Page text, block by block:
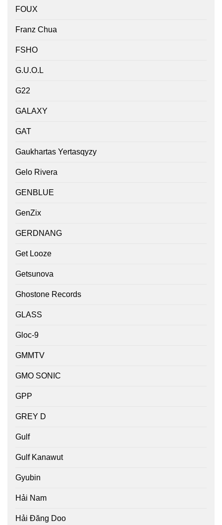
FOUX
Franz Chua
FSHO
G.U.O.L
G22
GALAXY
GAT
Gaukhartas Yertasqyzy
Gelo Rivera
GENBLUE
GenZix
GERDNANG
Get Looze
Getsunova
Ghostone Records
GLASS
Gloc-9
GMMTV
GMO SONIC
GPP
GREY D
Gulf
Gulf Kanawut
Gyubin
Hải Nam
Hải Đăng Doo